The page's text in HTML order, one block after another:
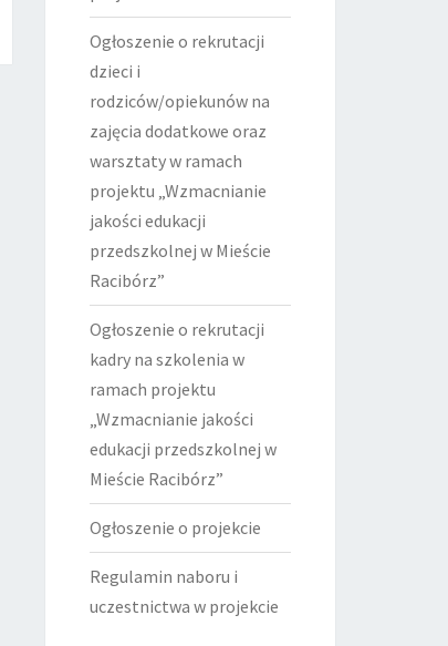
Ogłoszenie o rekrutacji
dzieci i
rodziców/opiekunów na
zajęcia dodatkowe oraz
warsztaty w ramach
projektu „Wzmacnianie
jakości edukacji
przedszkolnej w Mieście
Racibórz”
Ogłoszenie o rekrutacji
kadry na szkolenia w
ramach projektu
„Wzmacnianie jakości
edukacji przedszkolnej w
Mieście Racibórz”
Ogłoszenie o projekcie
Regulamin naboru i
uczestnictwa w projekcie